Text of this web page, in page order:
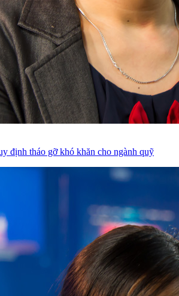
định tháo gỡ khó khăn cho ngành quỹ